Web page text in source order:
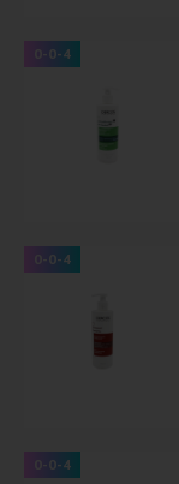
0-0-4
0-0-4
0-0-4